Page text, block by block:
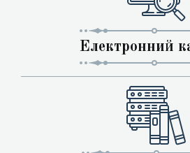
Електронний